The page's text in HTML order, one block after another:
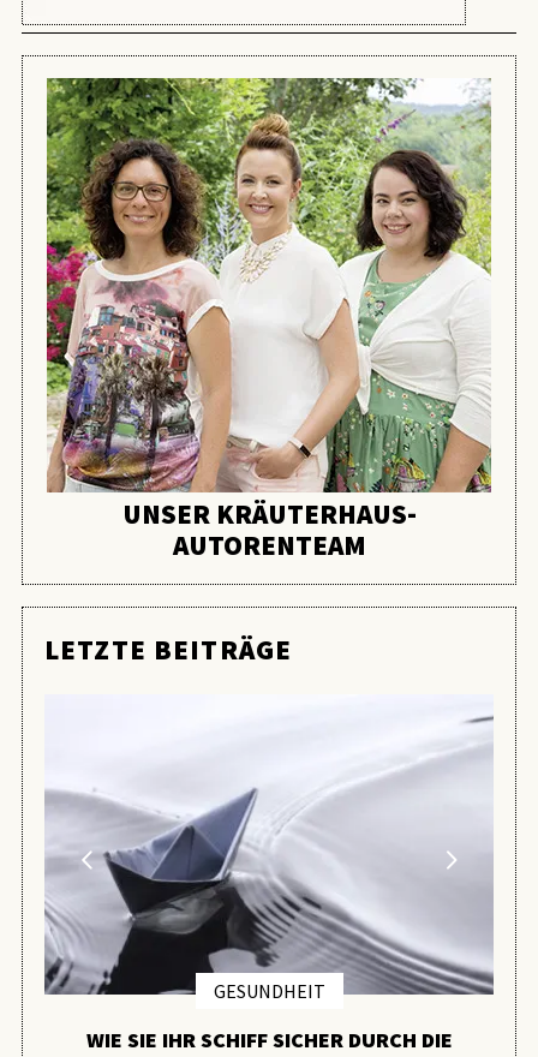
UNSER KRÄUTERHAUS-
AUTORENTEAM
LETZTE BEITRÄGE
GESUNDHEIT
WIE SIE IHR SCHIFF SICHER DURCH DIE